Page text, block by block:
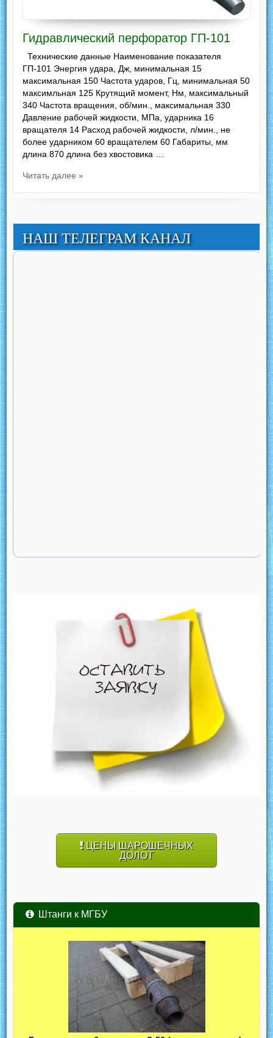
Гидравлический перфоратор ГП-101
Технические данные Наименование показателя
ГП-101 Энергия удара, Дж, минимальная 15
максимальная 150 Частота ударов, Гц, минимальная 50
максимльная 125 Крутящий момент, Нм, максимальный
340 Частота вращения, об/мин., максимальная 330
Давление рабочей жидкости, МПа, ударника 16
вращателя 14 Расход рабочей жидкости, л/мин., не
более ударником 60 вращателем 60 Габариты, мм
длина 870 длина без хвостовика …
Читать далее »
НАШ ТЕЛЕГРАМ КАНАЛ
ЦЕНЫ ШАРОШЕЧНЫХ
ДОЛОТ
Штанги к МГБУ